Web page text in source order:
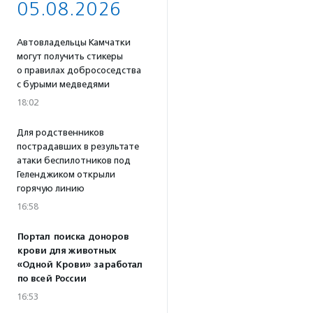
05.08.2026
Автовладельцы Камчатки
могут получить стикеры
о правилах добрососедства
с бурыми медведями
18:02
Для родственников
пострадавших в результате
атаки беспилотников под
Геленджиком открыли
горячую линию
16:58
Портал поиска доноров
крови для животных
«Одной Крови» заработал
по всей России
16:53